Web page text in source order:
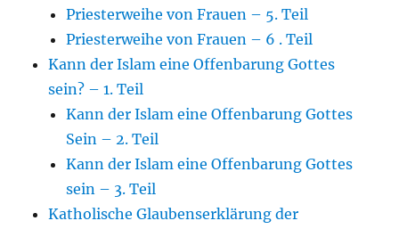
Priesterweihe von Frauen – 5. Teil
Priesterweihe von Frauen – 6 . Teil
Kann der Islam eine Offenbarung Gottes
sein? – 1. Teil
Kann der Islam eine Offenbarung Gottes
Sein – 2. Teil
Kann der Islam eine Offenbarung Gottes
sein – 3. Teil
Katholische Glaubenserklärung der